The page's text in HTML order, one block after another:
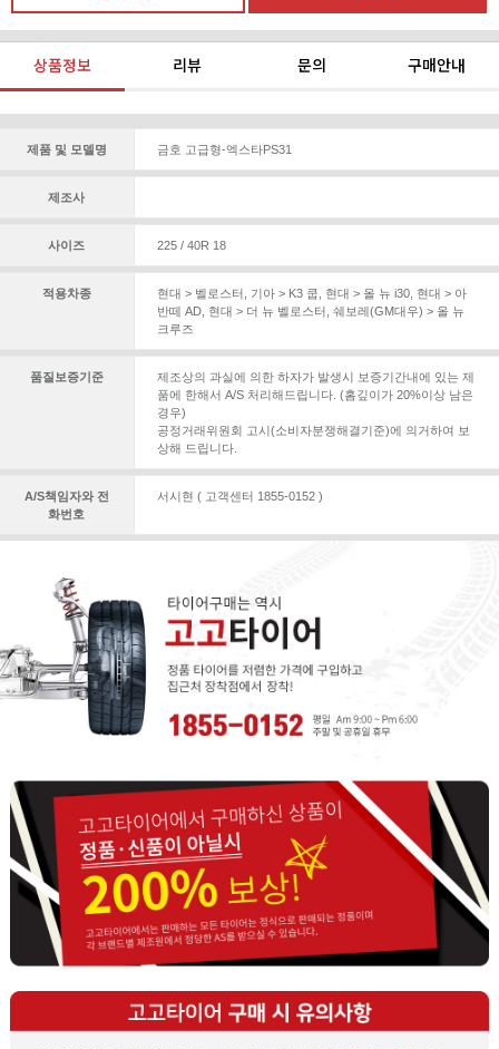
상품정보 리뷰 문의 구매안내
제품 및 모델명 금호 고급형-엑스타PS31
제조사
사이즈 225 / 40R 18
적용차종 현대 > 벨로스터 기아 > K3 쿱 현대 > 올 뉴 i30, 현대 > 아
반떼 AD, 현대 > 더 뉴 벨로스터 쉐보레(GM대우) > 올 뉴
크루즈
품질보증기준
제조상의 과실에 의한 하자가 발생시 보증기간내에 있는 제
품에 한해서 A/S 처리해드립니다. (홈깊이가 20%이상 남은
경우)
공정거래위원회 고시(소비자분쟁해결기준)에 의거하여 보
상해 드립니다.
A/S책임자와 전
화번호
서시현 ( 고객센터 1855-0152 )